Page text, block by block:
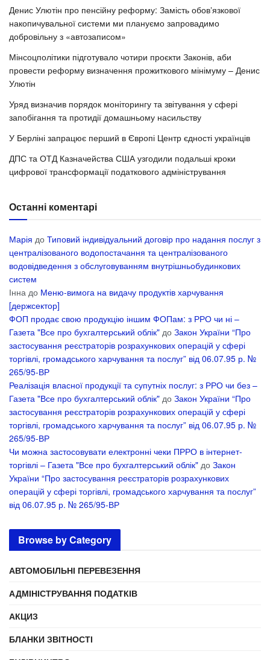
Денис Улютін про пенсійну реформу: Замість обовʼязкової
накопичувальної системи ми плануємо запровадимо
добровільну з «автозаписом»
Мінсоцполітики підготувало чотири проєкти Законів, аби
провести реформу визначення прожиткового мінімуму – Денис
Улютін
Уряд визначив порядок моніторингу та звітування у сфері
запобігання та протидії домашньому насильству
У Берліні запрацює перший в Європі Центр єдності українців
ДПС та ОТД Казначейства США узгодили подальші кроки
цифрової трансформації податкового адміністрування
Останні коментарі
Марія до Типовий індивідуальний договір про надання послуг з
централізованого водопостачання та централізованого
водовідведення з обслуговуванням внутрішньобудинкових
систем
Інна до Меню-вимога на видачу продуктів харчування
[держсектор]
ФОП продає свою продукцію іншим ФОПам: з РРО чи ні –
Газета "Все про бухгалтерський облік" до Закон України “Про
застосування реєстраторів розрахункових операцій у сфері
торгівлі, громадського харчування та послуг” від 06.07.95 р. №
265/95-ВР
Реалізація власної продукції та супутніх послуг: з РРО чи без –
Газета "Все про бухгалтерський облік" до Закон України “Про
застосування реєстраторів розрахункових операцій у сфері
торгівлі, громадського харчування та послуг” від 06.07.95 р. №
265/95-ВР
Чи можна застосовувати електронні чеки ПРРО в інтернет-
торгівлі – Газета "Все про бухгалтерський облік" до Закон
України “Про застосування реєстраторів розрахункових
операцій у сфері торгівлі, громадського харчування та послуг”
від 06.07.95 р. № 265/95-ВР
Browse by Category
АВТОМОБІЛЬНІ ПЕРЕВЕЗЕННЯ
АДМІНІСТРУВАННЯ ПОДАТКІВ
АКЦИЗ
БЛАНКИ ЗВІТНОСТІ